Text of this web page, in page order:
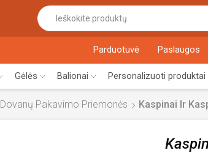
Parduotuvė Paslaugos
Gėlės Balionai Personalizuoti produktai
Dovanų Pakavimo Priemonės Kaspinai Ir